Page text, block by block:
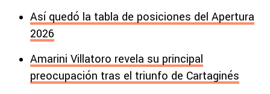
Así quedó la tabla de posiciones del Apertura
2026
Amarini Villatoro revela su principal
preocupación tras el triunfo de Cartaginés